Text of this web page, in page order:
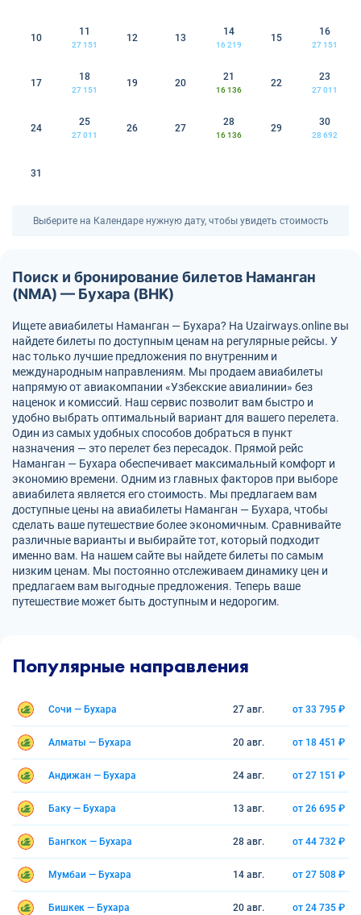
10
11
27 151
12 13
14
16 219
15
16
27 151
17
18
27 151
19 20
21
16 136
22
23
27 011
24
25
27 011
26 27
28
16 136
29
30
28 692
31
Выберите на Календаре нужную дату, чтобы увидеть стоимость
Поиск и бронирование билетов Наманган
(NMA) — Бухара (BHK)
Ищете авиабилеты Наманган — Бухара? На Uzairways.online вы
найдете билеты по доступным ценам на регулярные рейсы. У
нас только лучшие предложения по внутренним и
международным направлениям. Мы продаем авиабилеты
напрямую от авиакомпании «Узбекские авиалинии» без
наценок и комиссий. Наш сервис позволит вам быстро и
удобно выбрать оптимальный вариант для вашего перелета.
Один из самых удобных способов добраться в пункт
назначения — это перелет без пересадок. Прямой рейс
Наманган — Бухара обеспечивает максимальный комфорт и
экономию времени. Одним из главных факторов при выборе
авиабилета является его стоимость. Мы предлагаем вам
доступные цены на авиабилеты Наманган — Бухара, чтобы
сделать ваше путешествие более экономичным. Сравнивайте
различные варианты и выбирайте тот, который подходит
именно вам. На нашем сайте вы найдете билеты по самым
низким ценам. Мы постоянно отслеживаем динамику цен и
предлагаем вам выгодные предложения. Теперь ваше
путешествие может быть доступным и недорогим.
Популярные направления
Сочи — Бухара 27 авг. от 33 795 ₽
Алматы — Бухара 20 авг. от 18 451 ₽
Андижан — Бухара 24 авг. от 27 151 ₽
Баку — Бухара 13 авг. от 26 695 ₽
Бангкок — Бухара 28 авг. от 44 732 ₽
Мумбаи — Бухара 14 авг. от 27 508 ₽
Бишкек — Бухара 20 авг. от 24 735 ₽